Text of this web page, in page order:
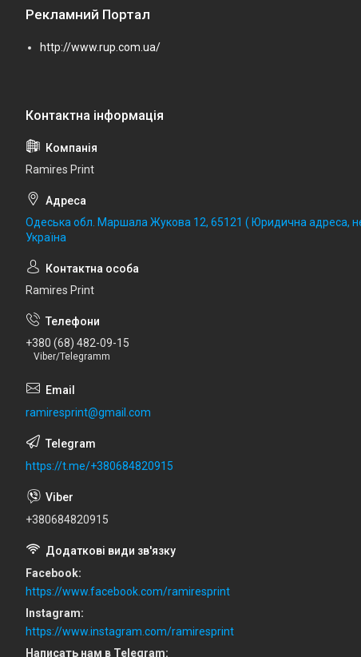
Рекламний Портал
http://www.rup.com.ua/
Ramires Print
Одеська обл. Маршала Жукова 12, 65121 ( Юридична адреса,
Україна
Ramires Print
+380 (68) 482-09-15
Viber/Telegramm
ramiresprint@gmail.com
https://t.me/+380684820915
+380684820915
Facebook
https://www.facebook.com/ramiresprint
Instagram
https://www.instagram.com/ramiresprint
Написать нам в Telegram